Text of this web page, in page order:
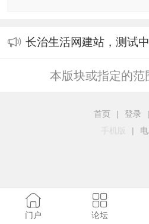
长治生活网建站，测试中
本版块或指定的范
首页 | 登录 |
手机版
|
门户 论坛